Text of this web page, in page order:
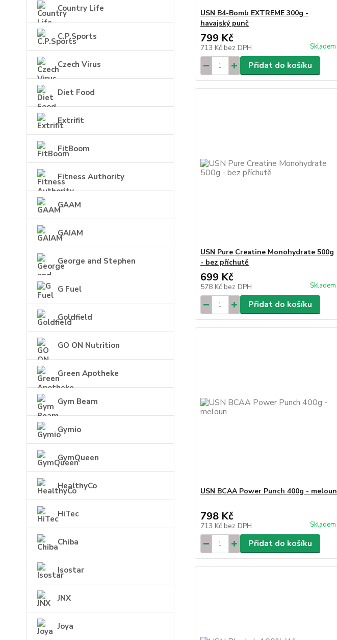
Country Life
C.P.Sports
Czech Virus
Diet Food
Extrifit
FitBoom
Fitness Authority
GAAM
GAIAM
George and Stephen
G Fuel
Goldfield
GO ON Nutrition
Green Apotheke
Gym Beam
Gymio
GymQueen
HealthyCo
HiTec
Chiba
Isostar
JNX
Joya
USN B4-Bomb EXTREME 300g -
havajský punč
799 Kč
713 Kč bez DPH Skladem
Přidat do košíku
USN Pure Creatine Monohydrate 500g
- bez příchutě
699 Kč
578 Kč bez DPH Skladem
Přidat do košíku
USN BCAA Power Punch 400g - meloun
798 Kč
713 Kč bez DPH Skladem
Přidat do košíku